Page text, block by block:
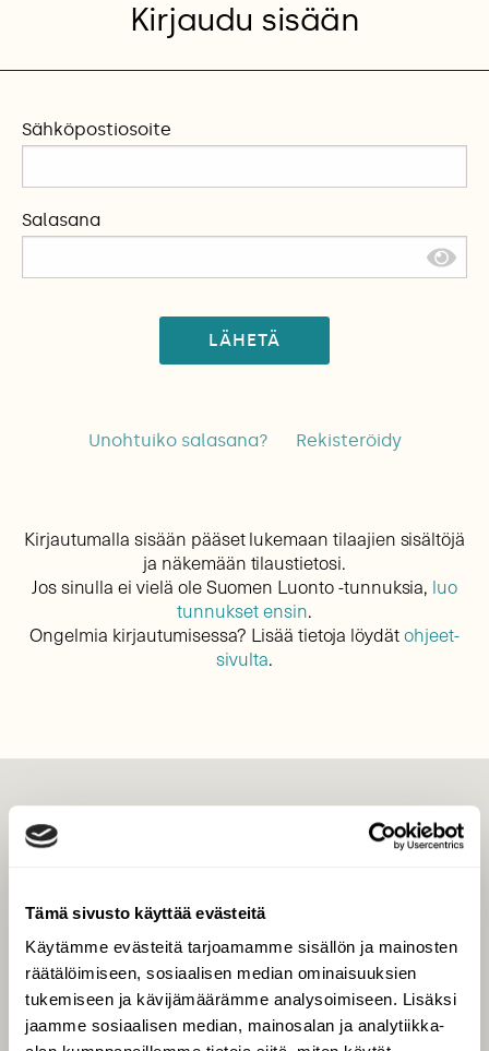
Tämä sivusto käyttää evästeitä
Käytämme evästeitä tarjoamamme sisällön ja mainosten
räätälöimiseen, sosiaalisen median ominaisuuksien
tukemiseen ja kävijämäärämme analysoimiseen. Lisäksi
jaamme sosiaalisen median, mainosalan ja analytiikka-
Kirjaudu sisään
Sähköpostiosoite
Salasana
LÄHETÄ
Unohtuiko salasana? Rekisteröidy
Kirjautumalla sisään pääset lukemaan tilaajien sisältöjä
ja näkemään tilaustietosi.
Jos sinulla ei vielä ole Suomen Luonto -tunnuksia, luo
tunnukset ensin.
Ongelmia kirjautumisessa? Lisää tietoja löydätohjeet-
sivulta.
Tilaa digilukuoikeus
Äänestä parasta juttua
Tilaa uutiskirje